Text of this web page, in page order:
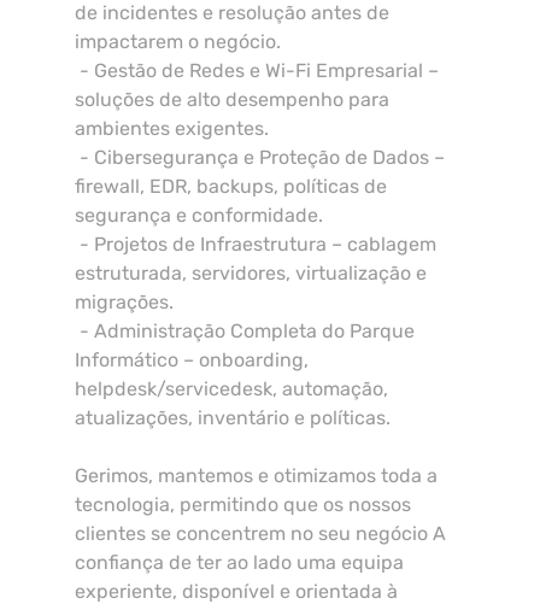
de incidentes e resolução antes de
impactarem o negócio.
- Gestão de Redes e Wi-Fi Empresarial –
soluções de alto desempenho para
ambientes exigentes.
- Cibersegurança e Proteção de Dados –
firewall, EDR, backups, políticas de
segurança e conformidade.
- Projetos de Infraestrutura – cablagem
estruturada, servidores, virtualização e
migrações.
- Administração Completa do Parque
Informático – onboarding,
helpdesk/servicedesk, automação,
atualizações, inventário e políticas.
Gerimos, mantemos e otimizamos toda a
tecnologia, permitindo que os nossos
clientes se concentrem no seu negócio A
confiança de ter ao lado uma equipa
experiente, disponível e orientada à